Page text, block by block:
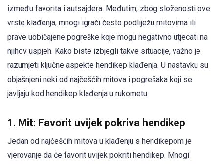
između favorita i autsajdera. Međutim, zbog složenosti ove
vrste klađenja, mnogi igrači često podliježu mitovima ili
prave uobičajene pogreške koje mogu negativno utjecati na
njihov uspjeh. Kako biste izbjegli takve situacije, važno je
razumjeti ključne aspekte hendikep klađenja. U nastavku su
objašnjeni neki od najčešćih mitova i pogrešaka koji se
javljaju kod hendikep klađenja u rukometu.
1. Mit: Favorit uvijek pokriva hendikep
Jedan od najčešćih mitova u klađenju s hendikepom je
vjerovanje da će favorit uvijek pokriti hendikep. Mnogi